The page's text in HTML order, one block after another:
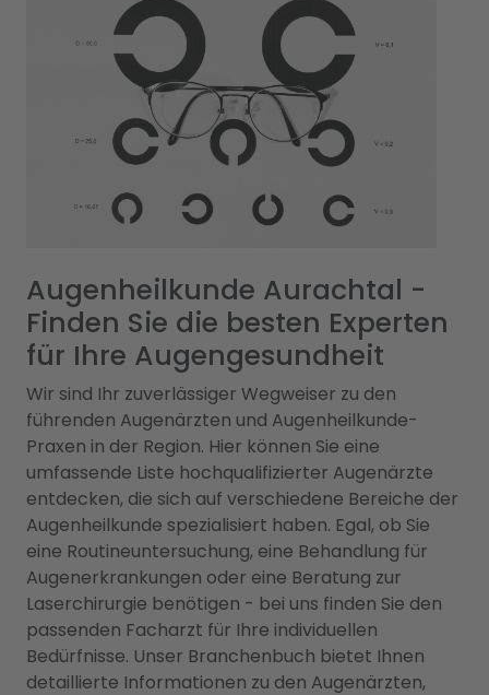
Augenheilkunde Aurachtal -
Finden Sie die besten Experten
für Ihre Augengesundheit
Wir sind Ihr zuverlässiger Wegweiser zu den
führenden Augenärzten und Augenheilkunde-
Praxen in der Region. Hier können Sie eine
umfassende Liste hochqualifizierter Augenärzte
entdecken, die sich auf verschiedene Bereiche der
Augenheilkunde spezialisiert haben. Egal, ob Sie
eine Routineuntersuchung, eine Behandlung für
Augenerkrankungen oder eine Beratung zur
Laserchirurgie benötigen - bei uns finden Sie den
passenden Facharzt für Ihre individuellen
Bedürfnisse. Unser Branchenbuch bietet Ihnen
detaillierte Informationen zu den Augenärzten,